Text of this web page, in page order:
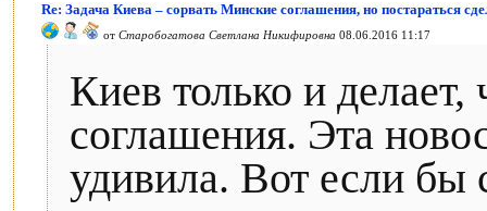
Re: Задача Киева – сорвать Минские соглашения, но постараться
от Старобогатова Светлана Никифировна 08.06.2016 11:17
Киев только и
соглашения. Эта
удивила. Вот если бы